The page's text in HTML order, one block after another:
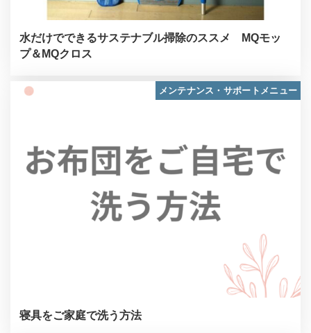
水だけでできるサステナブル掃除のススメ MQモッ
プ＆MQクロス
メンテナンス・サポートメニュー
寝具をご家庭で洗う方法